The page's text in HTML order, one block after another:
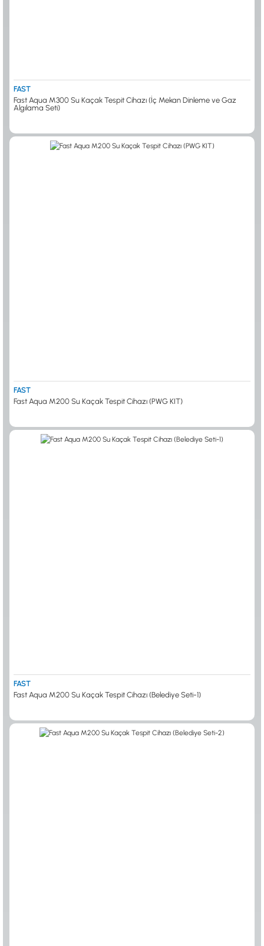
FAST
Fast Aqua M300 Su Kaçak Tespit Cihazı (İç Mekan Dinleme ve Gaz
Algılama Seti)
FAST
Fast Aqua M200 Su Kaçak Tespit Cihazı (PWG KIT)
FAST
Fast Aqua M200 Su Kaçak Tespit Cihazı (Belediye Seti-1)